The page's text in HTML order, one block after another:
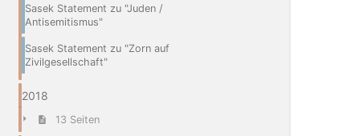
Sasek Statement zu "Juden /
Antisemitismus"
Sasek Statement zu "Zorn auf
Zivilgesellschaft"
2018
13 Seiten